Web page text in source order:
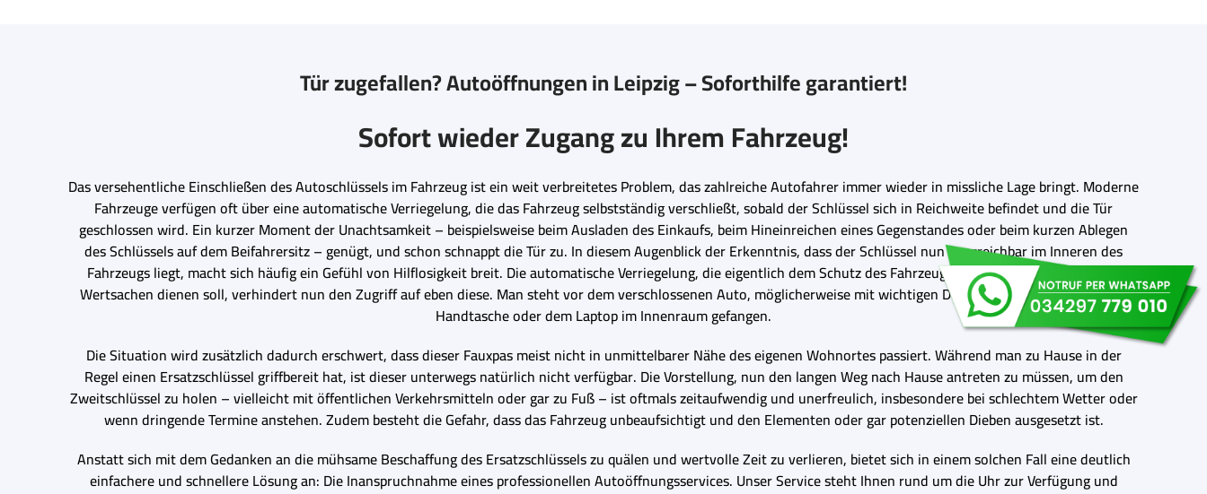
Tür zugefallen? Autoöffnungen in Leipzig – Soforthilfe garantiert!
Sofort wieder Zugang zu Ihrem Fahrzeug!
Das versehentliche Einschließen des Autoschlüssels im Fahrzeug ist ein weit verbreitetes Problem, das zahlreiche Autofahrer immer wieder in missliche Lage bringt. Moderne
Fahrzeuge verfügen oft über eine automatische Verriegelung, die das Fahrzeug selbstständig verschließt, sobald der Schlüssel sich in Reichweite befindet und die Tür
geschlossen wird. Ein kurzer Moment der Unachtsamkeit – beispielsweise beim Ausladen des Einkaufs, beim Hineinreichen eines Gegenstandes oder beim kurzen Ablegen
des Schlüssels auf dem Beifahrersitz – genügt, und schon schnappt die Tür zu. In diesem Augenblick der Erkenntnis, dass der Schlüssel nun unerreichbar im Inneren des
Fahrzeugs liegt, macht sich häufig ein Gefühl von Hilflosigkeit breit. Die automatische Verriegelung, die eigentlich dem Schutz des Fahrzeugs und der darin befindlichen
Wertsachen dienen soll, verhindert nun den Zugriff auf eben diese. Man steht vor dem verschlossenen Auto, möglicherweise mit wichtigen Dokumenten, dem Handy, der
Handtasche oder dem Laptop im Innenraum gefangen.
Die Situation wird zusätzlich dadurch erschwert, dass dieser Fauxpas meist nicht in unmittelbarer Nähe des eigenen Wohnortes passiert. Während man zu Hause in der
Regel einen Ersatzschlüssel griffbereit hat, ist dieser unterwegs natürlich nicht verfügbar. Die Vorstellung, nun den langen Weg nach Hause antreten zu müssen, um den
Zweitschlüssel zu holen – vielleicht mit öffentlichen Verkehrsmitteln oder gar zu Fuß – ist oftmals zeitaufwendig und unerfreulich, insbesondere bei schlechtem Wetter oder
wenn dringende Termine anstehen. Zudem besteht die Gefahr, dass das Fahrzeug unbeaufsichtigt und den Elementen oder gar potenziellen Dieben ausgesetzt ist.
Anstatt sich mit dem Gedanken an die mühsame Beschaffung des Ersatzschlüssels zu quälen und wertvolle Zeit zu verlieren, bietet sich in einem solchen Fall eine deutlich
einfachere und schnellere Lösung an: Die Inanspruchnahme eines professionellen Autoöffnungsservices. Unser Service steht Ihnen rund um die Uhr zur Verfügung und